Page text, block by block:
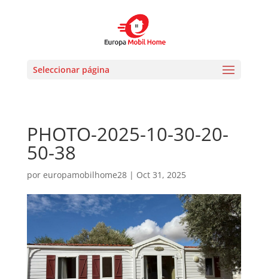
Seleccionar página
PHOTO-2025-10-30-20-
50-38
por europamobilhome28| Oct 31, 2025